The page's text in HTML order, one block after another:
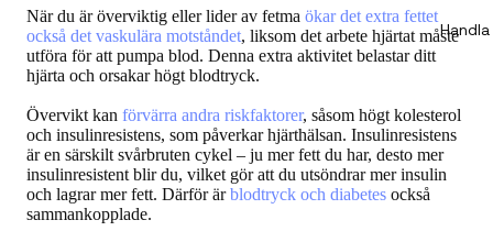
När du är överviktig eller lider av fetma ökar det extra fettet
också det vaskulära motståndet, liksom det arbete hjärtat måste
utföra för att pumpa blod. Denna extra aktivitet belastar ditt
hjärta och orsakar högt blodtryck.
Övervikt kan förvärra andra riskfaktorer, såsom högt kolesterol
och insulinresistens, som påverkar hjärthälsan. Insulinresistens
är en särskilt svårbruten cykel – ju mer fett du har, desto mer
insulinresistent blir du, vilket gör att du utsöndrar mer insulin
och lagrar mer fett. Därför ärblodtryck och diabetes också
sammankopplade.